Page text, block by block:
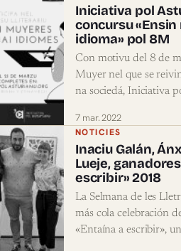
Iniciativa pol
concursu
idioma» pol 8M
Con motivu del 8 de
Muyer nel que se
na sociedá, Iniciativa
7 mar. 2022
NOTICIES
Inaciu Galán,
Lueje,
escribir» 2018
La Selmana de les
más cola celebración
«Entaína a escribir»,